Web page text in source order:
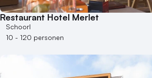
Restaurant Hotel Merlet
Schoorl
10 - 120 personen